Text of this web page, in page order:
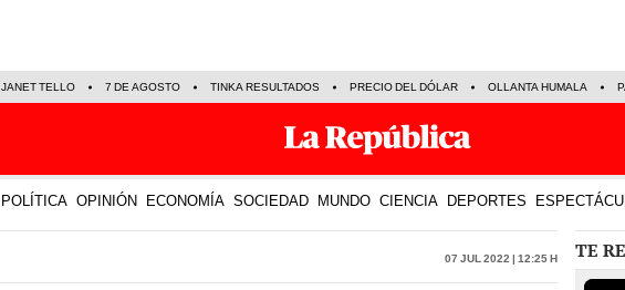
JANET TELLO 7 DE AGOSTO TINKA RESULTADOS PRECIO DEL DÓLAR OLLANTA HUMALA
POLÍTICA OPINIÓN ECONOMÍA SOCIEDAD MUNDO CIENCIA DEPORTES
07 Jul 2022 | 12:25 h TE